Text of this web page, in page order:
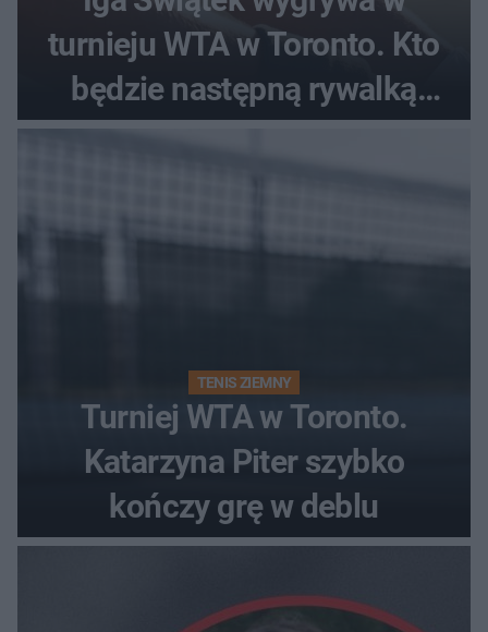
turnieju WTA w Toronto. Kto
będzie następną rywalką
TENIS ZIEMNY
Turniej WTA w Toronto.
Katarzyna Piter szybko
kończy grę w deblu